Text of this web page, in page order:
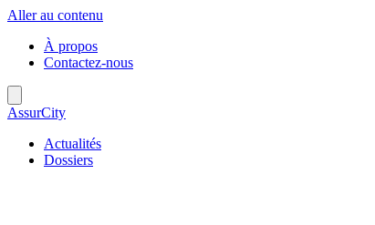
Aller au contenu
À propos
Contactez-nous
AssurCity
Actualités
Dossiers